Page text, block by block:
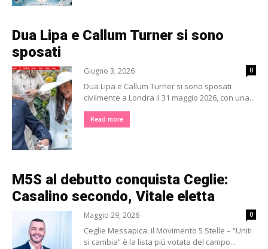
Dua Lipa e Callum Turner si sono
sposati
Giugno 3, 2026 0
Dua Lipa e Callum Turner si sono sposati
civilmente a Londra il 31 maggio 2026, con una...
Read more
M5S al debutto conquista Ceglie:
Casalino secondo, Vitale eletta
Maggio 29, 2026 0
Ceglie Messapica: il Movimento 5 Stelle – “Uniti
si cambia” è la lista più votata del campo...